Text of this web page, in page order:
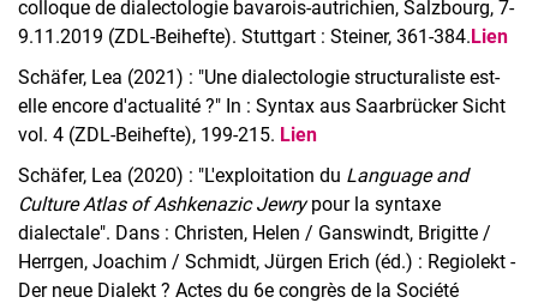
colloque de dialectologie bavarois-autrichien, Salzbourg, 7-
9.11.2019 (ZDL-Beihefte). Stuttgart : Steiner, 361-384.Lien
Schäfer, Lea (2021) : "Une dialectologie structuraliste est-
elle encore d'actualité ?" In : Syntax aus Saarbrücker Sicht
vol. 4 (ZDL-Beihefte), 199-215. Lien
Schäfer, Lea (2020) : "L'exploitation du Language and
Culture Atlas of Ashkenazic Jewrypour la syntaxe
dialectale". Dans : Christen, Helen / Ganswindt, Brigitte /
Herrgen, Joachim / Schmidt, Jürgen Erich (éd.) : Regiolekt -
Der neue Dialekt ? Actes du 6e congrès de la Société